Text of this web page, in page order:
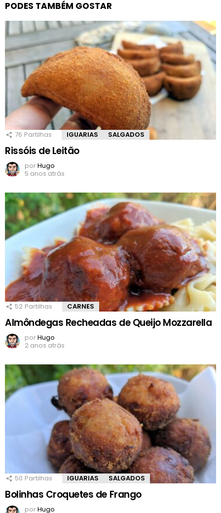
PODES TAMBÉM GOSTAR
76 Partilhas IGUARIAS SALGADOS
Rissóis de Leitão
porHugo
5 anos atrás
52 Partilhas CARNES
Almôndegas Recheadas de Queijo Mozzarella
porHugo
2 anos atrás
50 Partilhas IGUARIAS SALGADOS
Bolinhas Croquetes de Frango
porHugo